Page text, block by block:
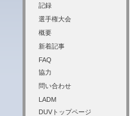
記録
選手権大会
概要
新着記事
FAQ
協力
問い合わせ
LADM
DUVトップページ